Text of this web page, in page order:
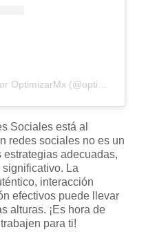
Sociales está al
redes sociales no es un
adecuadas,
La
interacción
efectivos puede llevar
alturas. ¡Es hora de
para ti!